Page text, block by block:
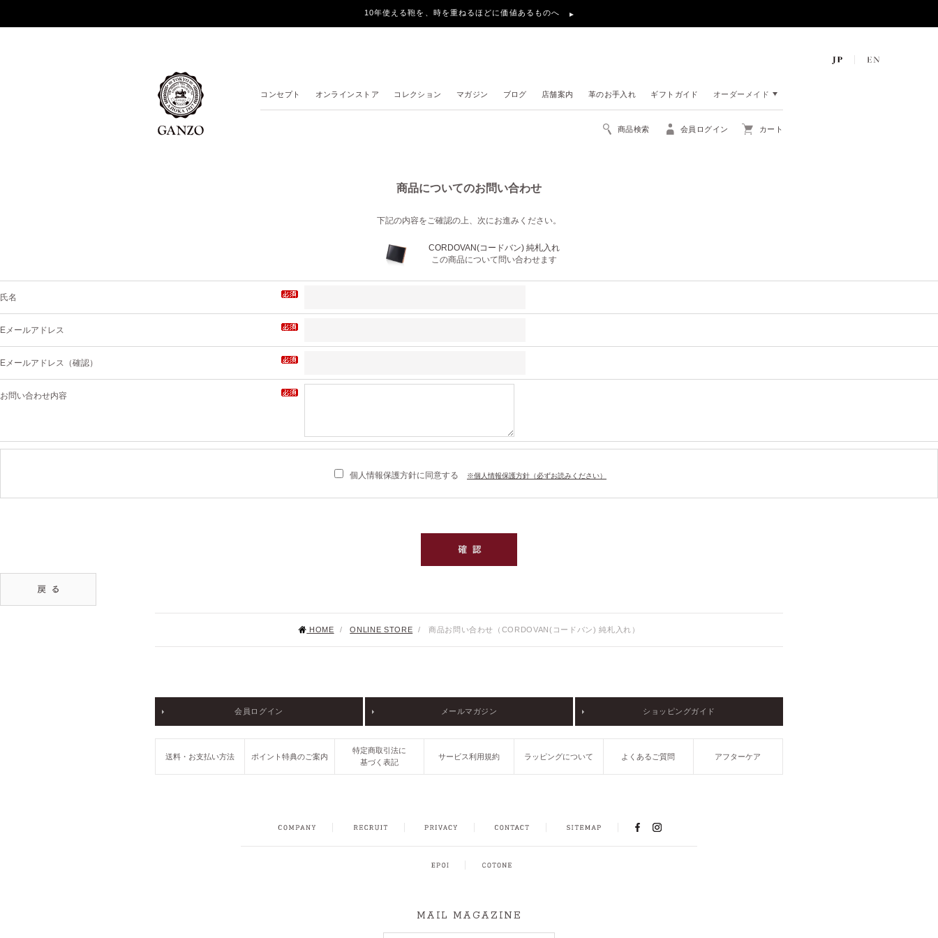
10年使える鞄を、時を重ねるほどに価値あるものへ
コンセプト オンラインストア コレクション マガジン ブログ 店舗案内 革のお手入れ ギフトガイド オーダーメイド
商品検索 会員ログイン カート
商品についてのお問い合わせ
下記の内容をご確認の上、次にお進みください。
CORDOVAN(コードバン) 純札入れ
この商品について問い合わせます
氏名
Eメールアドレス
Eメールアドレス（確認）
お問い合わせ内容
個人情報保護方針に同意する ※個人情報保護方針（必ずお読みください）
HOME / ONLINE STORE / 商品お問い合わせ（CORDOVAN(コードバン) 純札入れ）
会員ログイン メールマガジン ショッピングガイド
送料・お支払い方法 ポイント特典のご案内
特定商取引法に
基づく表記
サービス利用規約 ラッピングについて よくあるご質問 アフターケア
PRIVACY POLICY CONTACT SITEMAP FACEBOOKINSTAGRAM
MAIL MAGAZINE